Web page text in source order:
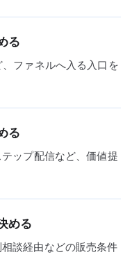
る
ファネルへ入る入口を
る
ップ配信など、価値提
める
談経由などの販売条件